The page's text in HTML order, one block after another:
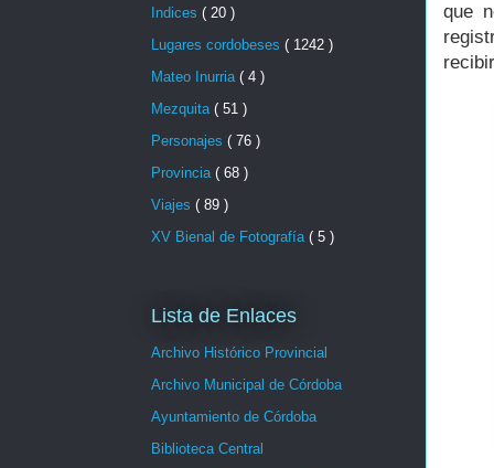
que
Indices ( 20 )
Lugares cordobeses ( 1242 )
Mateo Inurria ( 4 )
Mezquita ( 51 )
Personajes ( 76 )
Provincia ( 68 )
Viajes ( 89 )
XV Bienal de Fotografía ( 5 )
Lista de Enlaces
Archivo Histórico Provincial
Archivo Municipal de Córdoba
Ayuntamiento de Córdoba
Biblioteca Central